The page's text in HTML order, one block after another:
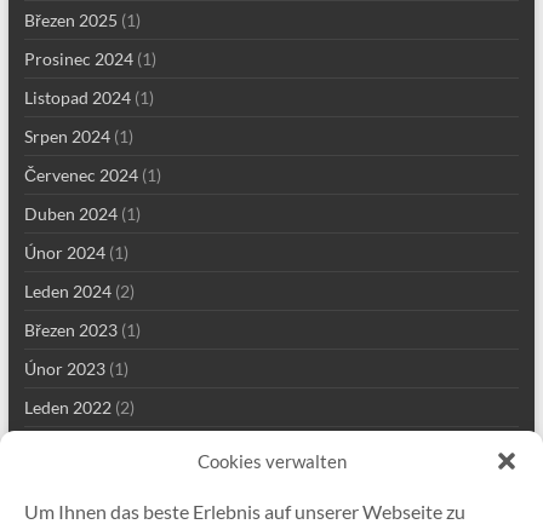
Cookies verwalten
Um Ihnen das beste Erlebnis auf unserer Webseite zu
Březen 2025 (1)
Prosinec 2024(1)
Listopad 2024(1)
Srpen 2024(1)
Červenec 2024(1)
Duben 2024(1)
Únor 2024(1)
Leden 2024(2)
Březen 2023(1)
Únor 2023(1)
Leden 2022(2)